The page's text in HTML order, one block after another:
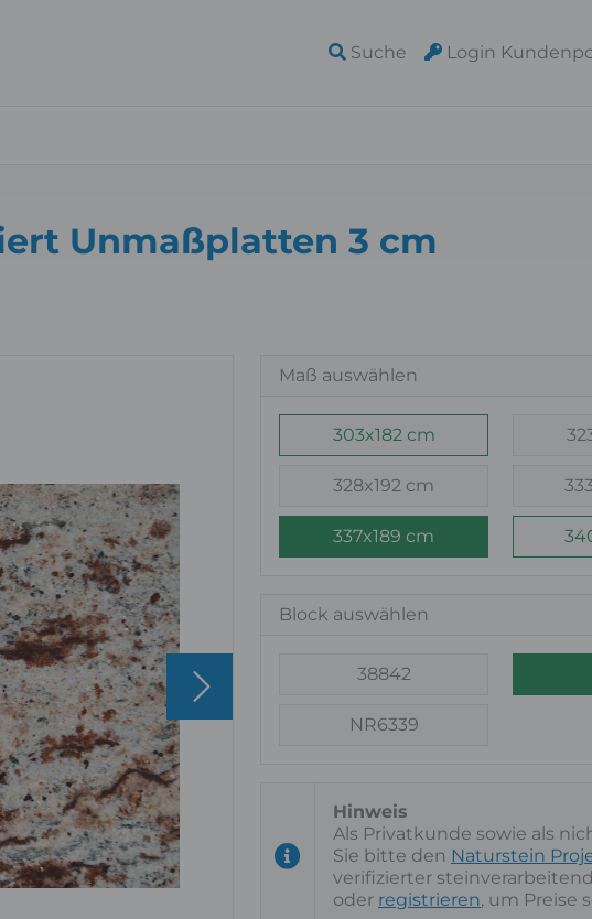
Suche Login
Unmaßplatten 3 cm
Maß auswählen
303x182 cm
328x192 cm
337x189 cm
Block auswählen
38842
NR6339
Als Privatkunde sowie als
Sie bitte den Naturstein
verifizierter
oder registrieren, um Preise